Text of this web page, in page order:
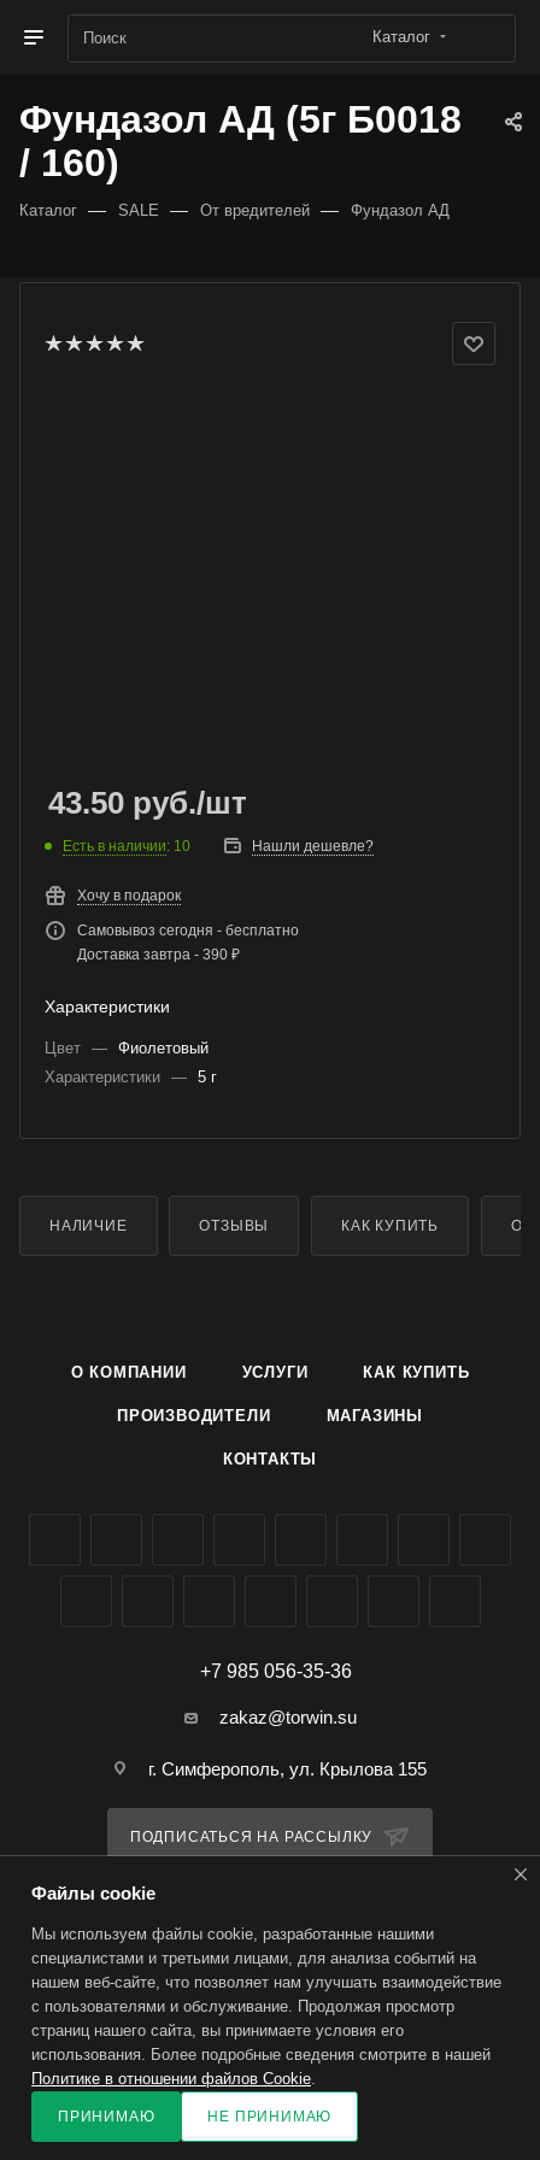
Каталог
Фундазол АД (5г Б0018
/ 160)
Каталог — SALE — От вредителей — Фундазол АД
43.50 руб./шт
Есть в наличии: 10 Нашли дешевле?
Хочу в подарок
Самовывоз сегодня - бесплатно
Доставка завтра - 390 ₽
Характеристики
Цвет — Фиолетовый
Характеристики — 5 г
НАЛИЧИЕ ОТЗЫВЫ КАК КУПИТЬ
О КОМПАНИИ УСЛУГИ КАК КУПИТЬ
ПРОИЗВОДИТЕЛИ МАГАЗИНЫ
КОНТАКТЫ
+7 985 056-35-36
zakaz@torwin.su
г. Симферополь, ул. Крылова 155
ПОДПИСАТЬСЯ НА РАССЫЛКУ
2026 © TorWin – интернет-магазин
Файлы cookie
Мы используем файлы cookie, разработанные нашими
специалистами и третьими лицами, для анализа событий на
нашем веб-сайте, что позволяет нам улучшать взаимодействие
с пользователями и обслуживание. Продолжая просмотр
страниц нашего сайта, вы принимаете условия его
использования. Более подробные сведения смотрите в нашей
Политике в отношении файлов Cookie.
ПРИНИМАЮ НЕ ПРИНИМАЮ